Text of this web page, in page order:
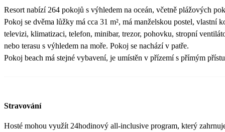
Resort nabízí 264 pokojů s výhledem na oceán, včetně plážových
Pokoj se dvěma lůžky má cca 31 m², má manželskou postel, vlastní
televizi, klimatizaci, telefon, minibar, trezor, pohovku, stropní
nebo terasu s výhledem na moře. Pokoj se nachází v patře.
Pokoj beach má stejné vybavení, je umístěn v přízemí s přímým
Stravování
Hosté mohou využít 24hodinový all-inclusive program, který